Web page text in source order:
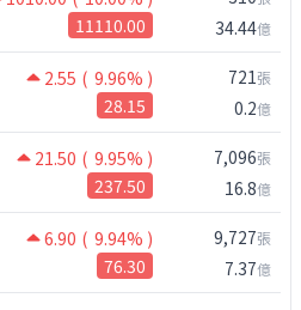
11110.00 34.44億
2.55 ( 9.96% )
28.15
721張
0.2億
21.50 ( 9.95% )
237.50
7,096張
16.8億
6.90 ( 9.94% )
76.30
9,727張
7.37億